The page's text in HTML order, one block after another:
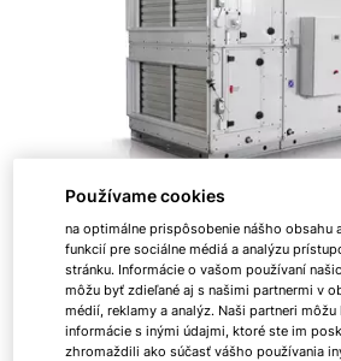
Hlavné prednosti na
Používame cookies
na optimálne prispôsobenie nášho obsahu
funkcií pre sociálne médiá a analýzu
stránku. Informácie o vašom používaní
môžu byť zdieľané aj s našimi partnermi v
médií, reklamy a analýz. Naši partneri
informácie s inými údajmi, ktoré ste im
zhromaždili ako súčasť vášho používania